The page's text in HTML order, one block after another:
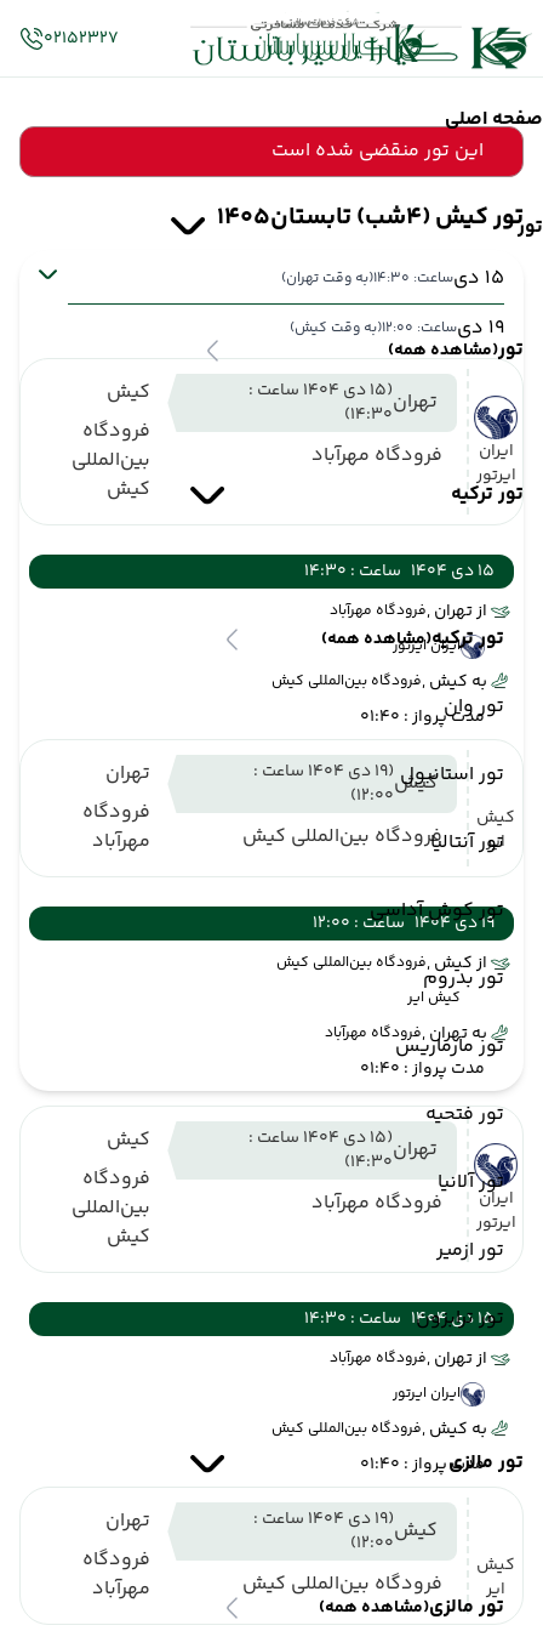
صفحه اصلی
تور
تور(مشاهده همه)
تور ترکیه
تور ترکیه(مشاهده همه)
تور وان
تور استانبول
تور آنتالیا
تور کوش آداسی
تور بدروم
تور مارماریس
تور فتحیه
تور آلانیا
تور ازمیر
تور ترابزون
تور مالزی
تور مالزی(مشاهده همه)
02152327
این تور منقضی شده است
تور کیش (4شب) تابستان1405
15 دی ساعت: 14:30 (به وقت تهران)
19 دی ساعت: 12:00 (به وقت کیش)
ایران
ایرتور
تهران
(15 دی 1404 ساعت :
14:30)
فرودگاه مهرآباد
کیش
فرودگاه
بین‌المللی
کیش
15 دی 1404
ساعت : 14:30
از تهران ,فرودگاه مهرآباد
ایران ایرتور
به کیش ,فرودگاه بین‌المللی کیش
مدت پرواز : 01:40
کیش
ایر
کیش
(19 دی 1404 ساعت :
12:00)
فرودگاه بین‌المللی کیش
تهران
فرودگاه
مهرآباد
19 دی 1404
ساعت : 12:00
از کیش ,فرودگاه بین‌المللی کیش
کیش ایر
به تهران ,فرودگاه مهرآباد
مدت پرواز : 01:40
ایران
ایرتور
تهران
(15 دی 1404 ساعت :
14:30)
فرودگاه مهرآباد
کیش
فرودگاه
بین‌المللی
کیش
15 دی 1404
ساعت : 14:30
از تهران ,فرودگاه مهرآباد
ایران ایرتور
به کیش ,فرودگاه بین‌المللی کیش
مدت پرواز : 01:40
کیش
ایر
کیش
(19 دی 1404 ساعت :
12:00)
فرودگاه بین‌المللی کیش
تهران
فرودگاه
مهرآباد